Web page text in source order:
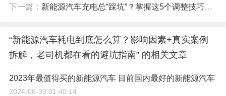
下一篇： 新能源汽车充电总“踩坑”？掌握这5个调整技巧，续航提升20%还不损伤电池
“新能源汽车耗电到底怎么算？影响因素+真实案例
拆解，老司机都在看的避坑指南” 的相关文章
2023年最值得买的新能源汽车 目前国内最好的新能源汽车
2024-06-30 01:40:14